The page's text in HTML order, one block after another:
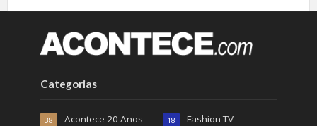
Categorias
Acontece 20 Anos
38 Fashion TV
18